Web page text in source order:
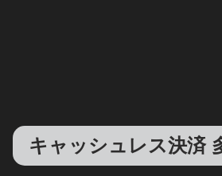
キャッシュレス決済